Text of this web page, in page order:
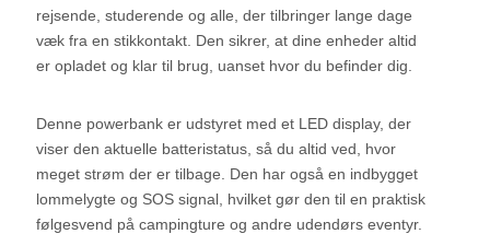
rejsende, studerende og alle, der tilbringer lange dage
væk fra en stikkontakt. Den sikrer, at dine enheder altid
er opladet og klar til brug, uanset hvor du befinder dig.
Denne powerbank er udstyret med et LED display, der
viser den aktuelle batteristatus, så du altid ved, hvor
meget strøm der er tilbage. Den har også en indbygget
lommelygte og SOS signal, hvilket gør den til en praktisk
følgesvend på campingture og andre udendørs eventyr.